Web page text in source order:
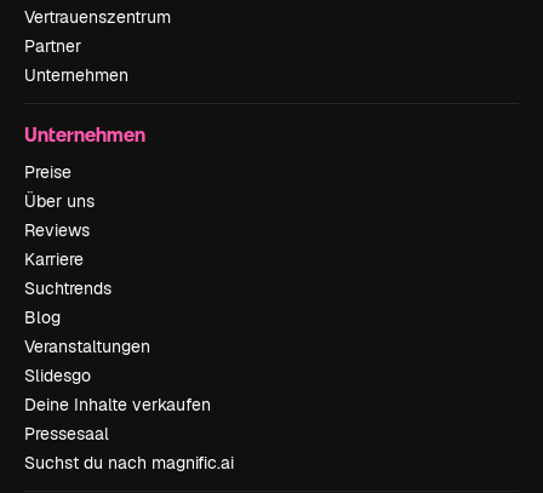
Vertrauenszentrum
Partner
Unternehmen
Unternehmen
Preise
Über uns
Reviews
Karriere
Suchtrends
Blog
Veranstaltungen
Slidesgo
Deine Inhalte verkaufen
Pressesaal
Suchst du nach magnific.ai